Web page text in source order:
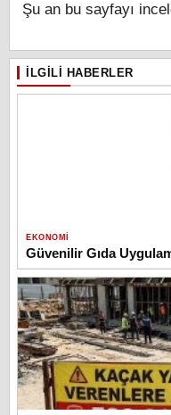
Şu an bu sayfayı
İLGILI HABERLER
EKONOMI
Güvenilir Gıda